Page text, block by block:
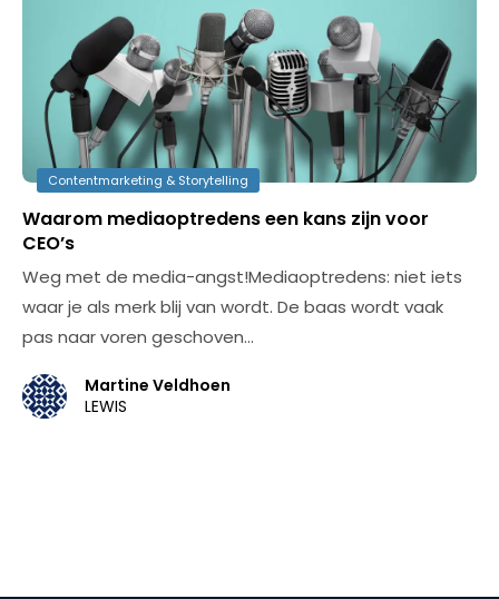
Contentmarketing & Storytelling
Waarom mediaoptredens een kans zijn voor
CEO’s
Weg met de media-angst!Mediaoptredens: niet iets
waar je als merk blij van wordt. De baas wordt vaak
pas naar voren geschoven…
Martine Veldhoen
LEWIS